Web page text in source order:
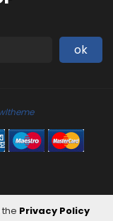
Privacy Policy